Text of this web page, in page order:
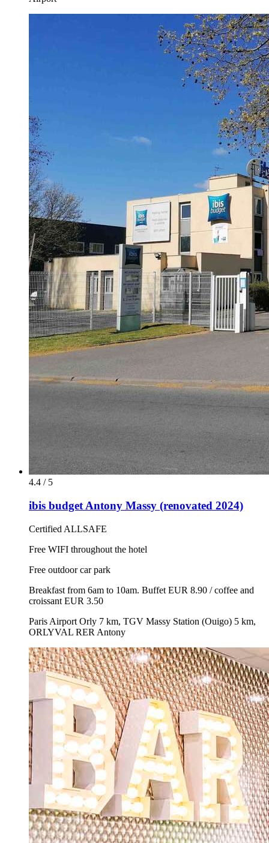
4.4 / 5
ibis budget Antony Massy (renovated 2024)
Certified ALLSAFE
Free WIFI throughout the hotel
Free outdoor car park
Breakfast from 6am to 10am. Buffet EUR 8.90 / coffee and
croissant EUR 3.50
Paris Airport Orly 7 km, TGV Massy Station (Ouigo) 5 km,
ORLYVAL RER Antony